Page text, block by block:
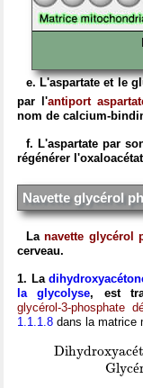
e. L'aspartate et le
par l'antiport
nom de calcium-
f. L'aspartate par
régénérer
Navette glycérol
Lanavette glycérol
cerveau.
1. La
la glycolyse, est
glycérol-3-phosphate
1.1.1.8 dans la matrice
Dihydroxyacé
Dih dr éto
Glycé
Glycé